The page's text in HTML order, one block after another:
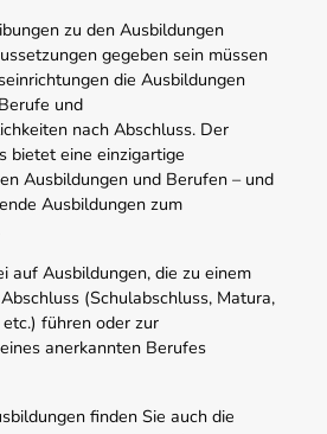
zu den Ausbildungen
gegeben sein müssen
die Ausbildungen
und
nach Abschluss. Der
bietet eine einzigartige
Ausbildungen und Berufen – und
Ausbildungen zum
auf Ausbildungen, die zu einem
(Schulabschluss, Matura,
führen oder zur
anerkannten Berufes
finden Sie auch die